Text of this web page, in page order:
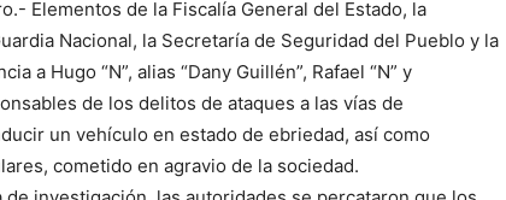
Elementos de la Fiscalía General del Estado, la
Nacional, la Secretaría de Seguridad del Pueblo y la
a Hugo “N”, alias “Dany Guillén”, Rafael “N” y
de los delitos de ataques a las vías de
un vehículo en estado de ebriedad, así como
cometido en agravio de la sociedad.